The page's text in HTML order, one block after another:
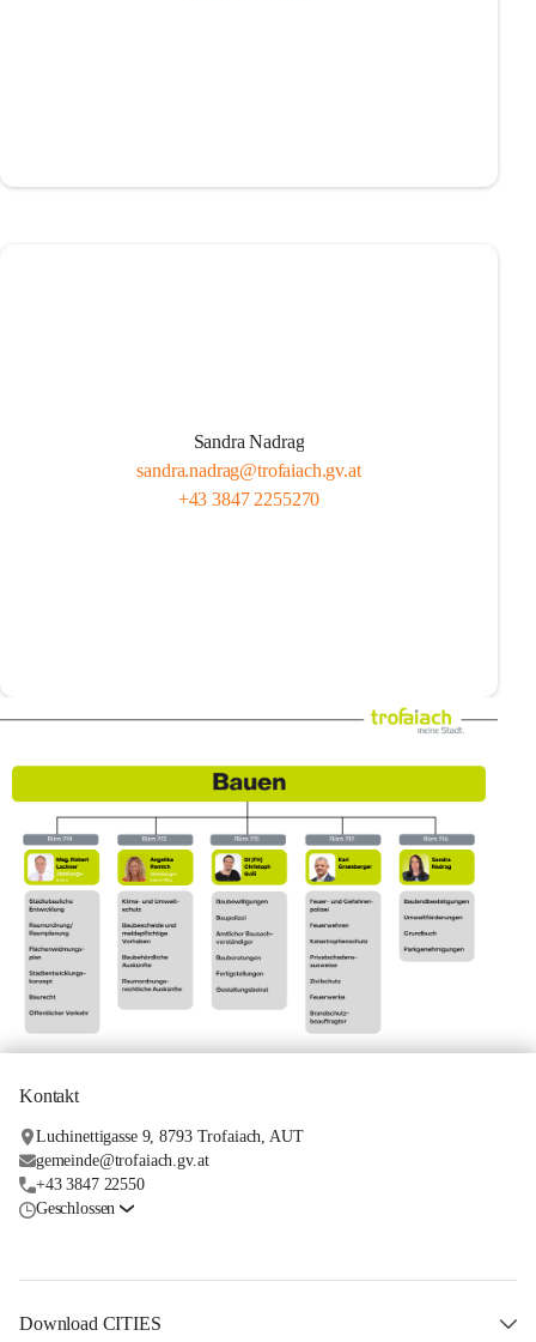
Sandra Nadrag
sandra.nadrag@trofaiach.gv.at
+43 3847 2255270
Kontakt
Luchinettigasse 9, 8793 Trofaiach, AUT
gemeinde@trofaiach.gv.at
+43 3847 22550
Geschlossen
Download CITIES